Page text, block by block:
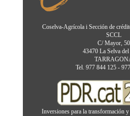
Coselva-Agrícola i Sección de
SCCL
C/ Mayor, 50
43470 La Selva
Tel. 977 844 125 -
Inversiones para la transformación